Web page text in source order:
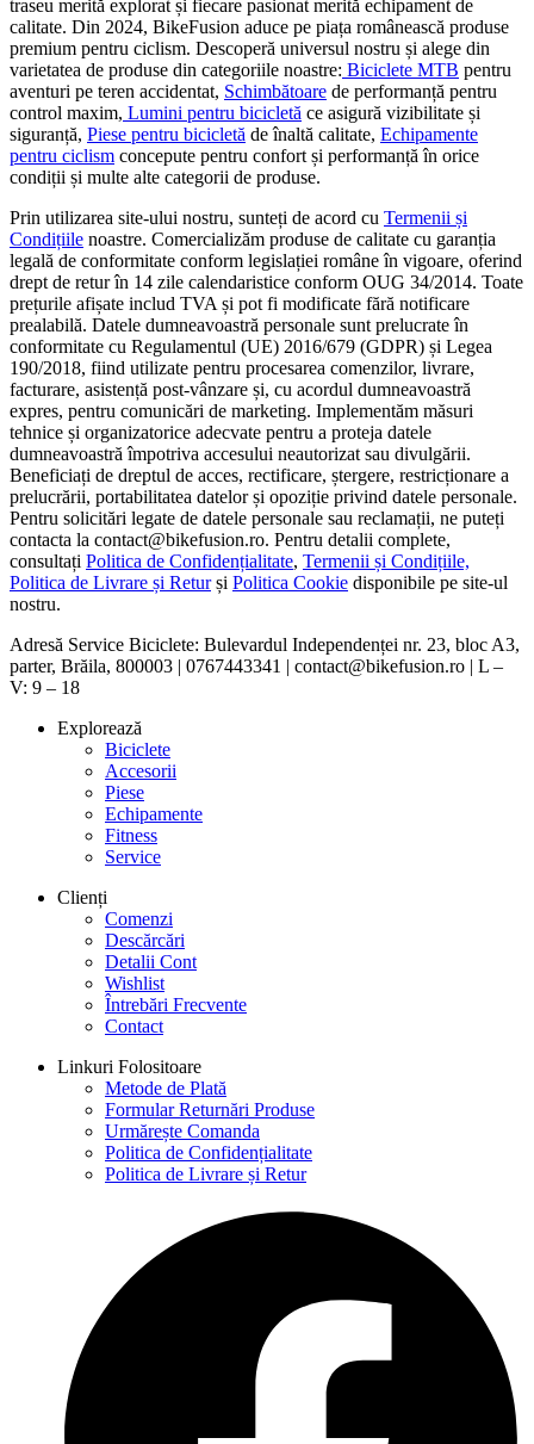
traseu merită explorat și fiecare pasionat merită echipament de
calitate. Din 2024, BikeFusion aduce pe piața românească produse
premium pentru ciclism. Descoperă universul nostru și alege din
varietatea de produse din categoriile noastre: Biciclete MTB pentru
aventuri pe teren accidentat, Schimbătoare de performanță pentru
control maxim, Lumini pentru bicicletă ce asigură vizibilitate și
siguranță, Piese pentru bicicletă de înaltă calitate, Echipamente
pentru ciclism concepute pentru confort și performanță în orice
condiții și multe alte categorii de produse.
Prin utilizarea site-ului nostru, sunteți de acord cu Termenii și
Condițiile noastre. Comercializăm produse de calitate cu garanția
legală de conformitate conform legislației române în vigoare, oferind
drept de retur în 14 zile calendaristice conform OUG 34/2014. Toate
prețurile afișate includ TVA și pot fi modificate fără notificare
prealabilă. Datele dumneavoastră personale sunt prelucrate în
conformitate cu Regulamentul (UE) 2016/679 (GDPR) și Legea
190/2018, fiind utilizate pentru procesarea comenzilor, livrare,
facturare, asistență post-vânzare și, cu acordul dumneavoastră
expres, pentru comunicări de marketing. Implementăm măsuri
tehnice și organizatorice adecvate pentru a proteja datele
dumneavoastră împotriva accesului neautorizat sau divulgării.
Beneficiați de dreptul de acces, rectificare, ștergere, restricționare a
prelucrării, portabilitatea datelor și opoziție privind datele personale.
Pentru solicitări legate de datele personale sau reclamații, ne puteți
contacta la contact@bikefusion.ro. Pentru detalii complete,
consultați Politica de Confidențialitate, Termenii și Condițiile,
Politica de Livrare și Returși Politica Cookie disponibile pe site-ul
nostru.
Adresă Service Biciclete: Bulevardul Independenței nr. 23, bloc A3,
parter, Brăila, 800003 | 0767443341 | contact@bikefusion.ro | L –
V: 9 – 18
Explorează
Biciclete
Accesorii
Piese
Echipamente
Fitness
Service
Clienți
Comenzi
Descărcări
Detalii Cont
Wishlist
Întrebări Frecvente
Contact
Linkuri Folositoare
Metode de Plată
Formular Returnări Produse
Urmărește Comanda
Politica de Confidențialitate
Politica de Livrare și Retur